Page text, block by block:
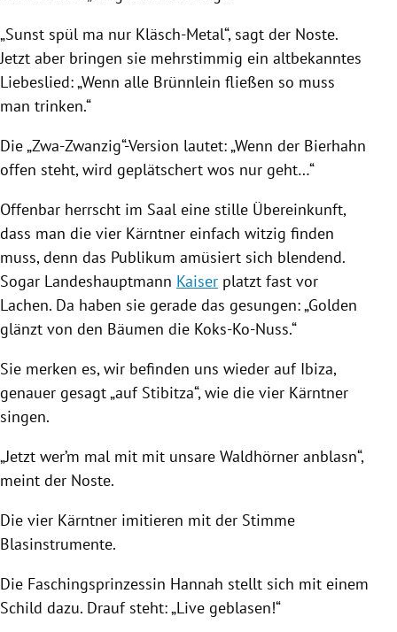
„Sunst spül ma nur Kläsch-Metal“, sagt der Noste.
Jetzt aber bringen sie mehrstimmig ein altbekanntes
Liebeslied: „Wenn alle Brünnlein fließen so muss
man trinken.“
Die „Zwa-Zwanzig“-Version lautet: „Wenn der Bierhahn
offen steht, wird geplätschert wos nur geht…“
Offenbar herrscht im Saal eine stille Übereinkunft,
dass man die vier Kärntner einfach witzig finden
muss, denn das Publikum amüsiert sich blendend.
Sogar Landeshauptmann Kaiser platzt fast vor
Lachen. Da haben sie gerade das gesungen:„Golden
glänzt von den Bäumen die Koks-Ko-Nuss.“
Sie merken es, wir befinden uns wieder auf Ibiza,
genauer gesagt „auf Stibitza“, wie die vier Kärntner
singen.
„Jetzt wer’m mal mit mit unsare Waldhörner anblasn“,
meint der Noste.
Die vier Kärntner imitieren mit der Stimme
Blasinstrumente.
Die Faschingsprinzessin Hannah stellt sich mit einem
Schild dazu. Drauf steht: „Live geblasen!“